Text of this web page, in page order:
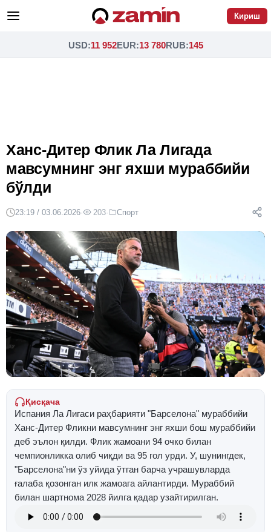
Кириш
USD:11 952EUR:13 780RUB:145
Ханс-Дитер Флик Ла Лигада
мавсумнинг энг яхши мураббийи
бўлди
23:19 / 03.06.2026· 203· Спорт
Қисқача
Испания Ла Лигаси раҳбарияти "Барселона" мураббийи
Ханс-Дитер Фликни мавсумнинг энг яхши бош мураббийи
деб эълон қилди. Флик жамоани 94 очко билан
чемпионликка олиб чиқди ва 95 гол урди. У, шунингдек,
"Барселона"ни ўз уйида ўтган барча учрашувларда
ғалаба қозонган илк жамоага айлантирди. Мураббий
билан шартнома 2028 йилга қадар узайтирилган.